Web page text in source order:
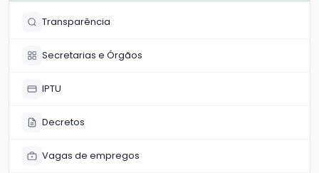
Transparência
Secretarias e Órgãos
IPTU
Decretos
Vagas de empregos